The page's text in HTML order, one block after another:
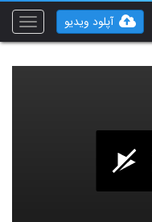
Toggle
آپلود ویدیو